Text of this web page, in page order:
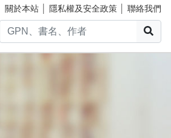
關於本站 隱私權及安全政策 聯絡我們